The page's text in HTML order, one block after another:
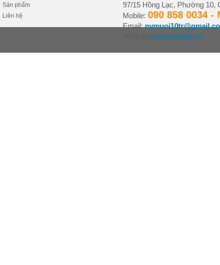
Sản phẩm
Liên hệ
97/15 Hồng Lạc, Phường 10,
Mobile: 090 858 0034 -
Email:
www.tenlab.vn